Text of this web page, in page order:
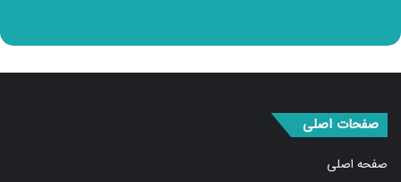
صفحات اصلی
صفحه اصلی